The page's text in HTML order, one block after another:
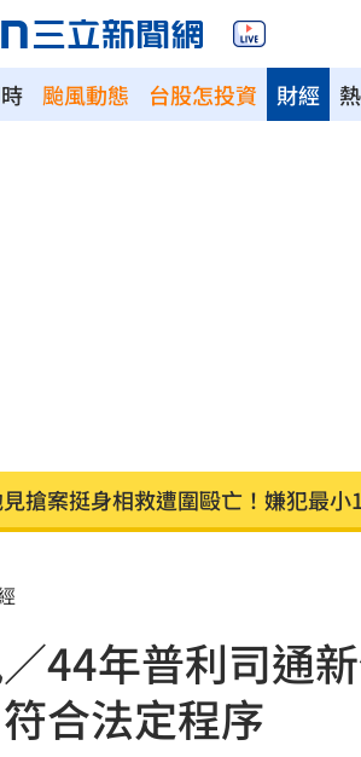
颱風動態 台股怎投資 財經
款人數狂增4成 國泰小龍基金布局
廠產能利用率衝90% 目標價上看
知名女星涉毒被判死 引發社會震驚
44年普利司通
合法定程序